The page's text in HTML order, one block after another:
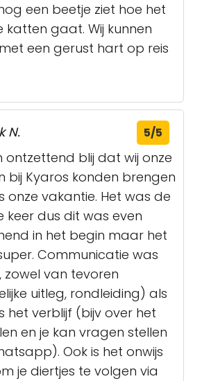
een beetje ziet hoe het
katten gaat. Wij kunnen
een gerust hart op reis
N. 5/5
ontzettend blij dat wij onze
bij Kyaros konden brengen
onze vakantie. Het was de
keer dus dit was even
in het begin maar het
Communicatie was
zowel van tevoren
uitleg, rondleiding) als
het verblijf (bijv over het
en je kan vragen stellen
Ook is het onwijs
je diertjes te volgen via